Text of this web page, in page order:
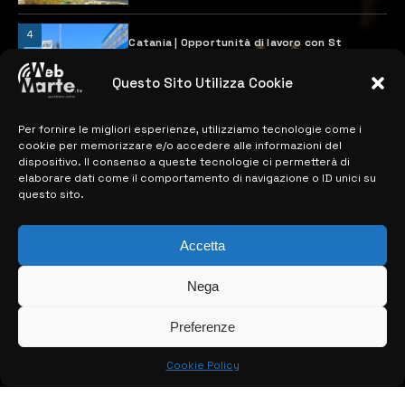
Questo Sito Utilizza Cookie
Per fornire le migliori esperienze, utilizziamo tecnologie come i
cookie per memorizzare e/o accedere alle informazioni del
dispositivo. Il consenso a queste tecnologie ci permetterà di
elaborare dati come il comportamento di navigazione o ID unici su
questo sito.
Accetta
Nega
Preferenze
Cookie Policy
4
Catania | Opportunità di lavoro con St
28 MARZO 2024
MAPPA DEL SITO
> NOTIZIE
> CONTATTI